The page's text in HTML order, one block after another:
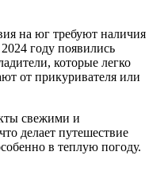
на юг требуют наличия
году появились
которые легко
от прикуривателя или
свежими и
делает путешествие
в теплую погоду.